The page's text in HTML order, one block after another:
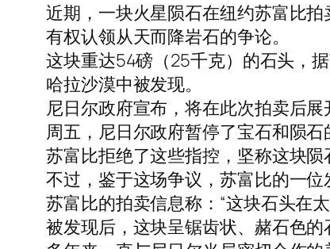
近期，一块火星陨石在纽约苏富比
有权认领从天而降岩石的争论。
这块重达54磅（25千克）的石头，
哈拉沙漠中被发现。
尼日尔政府宣布，将在此次拍卖后展
周五，尼日尔政府暂停了宝石和陨石
苏富比拒绝了这些指控，坚称这块陨
不过，鉴于这场争议，苏富比的一位
苏富比的拍卖信息称：“这块石头在
被发现后，这块呈锯齿状、赭石色